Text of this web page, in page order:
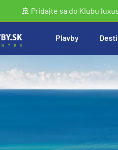
🚢 Pridajte sa do Klubu
Plavby